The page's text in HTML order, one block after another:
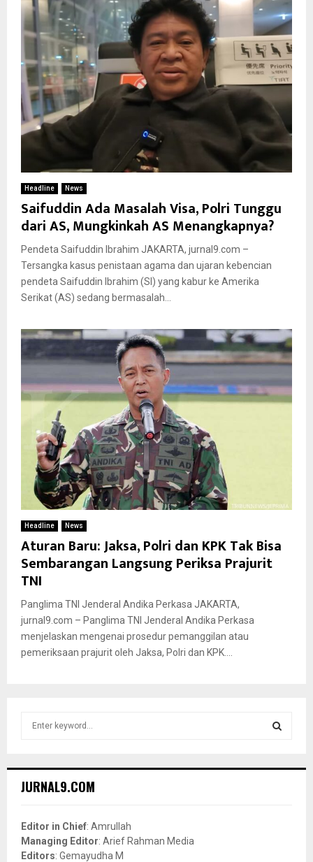
Headline News
Saifuddin Ada Masalah Visa, Polri Tunggu
dari AS, Mungkinkah AS Menangkapnya?
Pendeta Saifuddin Ibrahim JAKARTA, jurnal9.com –
Tersangka kasus penistaan agama dan ujaran kebencian
pendeta Saifuddin Ibrahim (SI) yang kabur ke Amerika
Serikat (AS) sedang bermasalah...
Headline News
Aturan Baru: Jaksa, Polri dan KPK Tak Bisa
Sembarangan Langsung Periksa Prajurit
TNI
Panglima TNI Jenderal Andika Perkasa JAKARTA,
jurnal9.com – Panglima TNI Jenderal Andika Perkasa
menjelaskan mengenai prosedur pemanggilan atau
pemeriksaan prajurit oleh Jaksa, Polri dan KPK....
h
o
r
:
JURNAL9.COM
Editor in Chief: Amrullah
Managing Editor: Arief Rahman Media
Editors: Gemayudha M